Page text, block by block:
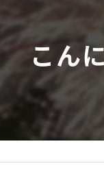
代表
スタ
こん